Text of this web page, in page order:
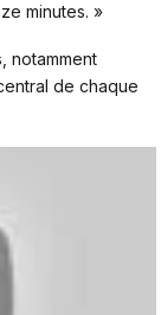
minutes. »
notamment
de chaque